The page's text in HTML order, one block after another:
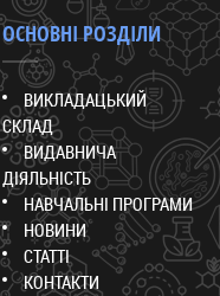
ОСНОВНІ РОЗДІЛИ
ВИКЛАДАЦЬКИЙ
СКЛАД
ВИДАВНИЧА
ДІЯЛЬНІСТЬ
НАВЧАЛЬНІ ПРОГРАМИ
НОВИНИ
СТАТТІ
КОНТАКТИ